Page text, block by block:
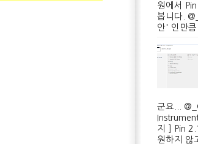
원에서
봅니다.
안' 인만큼
군요...
지 ] Pin
원하지 않